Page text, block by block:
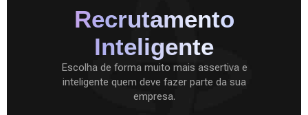
Recrutamento
Inteligente
Escolha de forma muito mais assertiva e
inteligente quem deve fazer parte da sua
empresa.